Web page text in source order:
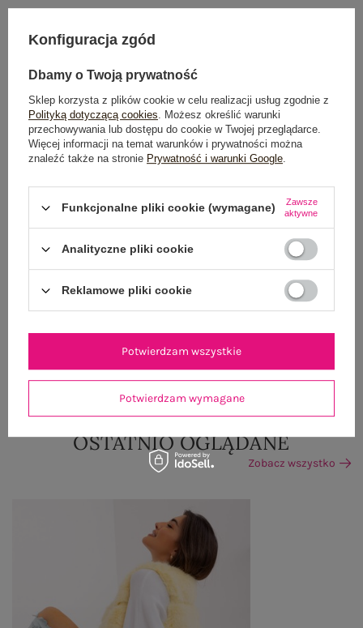
Dostawa od 7,99 zł
Wysyłka wponiedziałek
100 dni na zwrot
OPINIE O PRODUKCIE (4)
WYSYŁKA I DOSTAWA
ZWROTY I REKLAMACJE
OSTATNIO OGLĄDANE
Zobacz wszystko
Konfiguracja zgód
Dbamy o Twoją prywatność
Sklep korzysta z plików cookie w celu realizacji usług zgodnie z
Polityką dotyczącą cookies. Możesz określić warunki
przechowywania lub dostępu do cookie w Twojej przeglądarce.
Więcej informacji na temat warunków i prywatności można
znaleźć także na stronie Prywatność i warunki Google.
Funkcjonalne pliki cookie (wymagane)
Zawsze
aktywne
Analityczne pliki cookie
Reklamowe pliki cookie
Potwierdzam wymagane
Potwierdzam wszystkie